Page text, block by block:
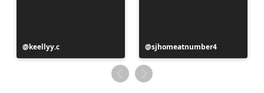
Opslag
offentliggjort
keellyy.c
Opslag
offentliggjort
af
sjhomeatnumber4